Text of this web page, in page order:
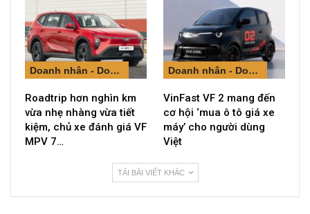
Doanh nhân - Doanh nghiệp
Roadtrip hơn nghìn km
vừa nhẹ nhàng vừa tiết
kiệm, chủ xe đánh giá VF
MPV 7…
Doanh nhân - Doanh nghiệp
VinFast VF 2 mang đến
cơ hội ‘mua ô tô giá xe
máy’ cho người dùng
Việt
TẢI BÀI VIẾT KHÁC